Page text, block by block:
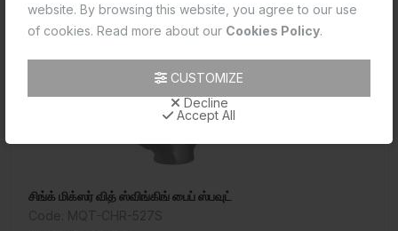
website. By browsing this website, you agree to our use
of cookies. Read more about our Cookies Policy.
CUSTOMIZE
Decline
Accept All
சிங்க் மிக்ஸர் வித் ஸ்விங்கிங் பைப் ஸ்பவுட்